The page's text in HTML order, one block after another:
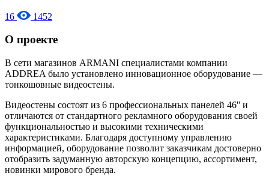
16 1452
О проекте
В cети магазинов ARMANI специалистами компании
ADDREA было установлено инновационное оборудование —
тонкошовные видеостены.
Видеостены состоят из 6 профессиональных панелей 46'' и
отличаются от стандартного рекламного оборудования своей
функциональностью и высокими техническими
характеристиками. Благодаря доступному управлению
информацией, оборудование позволит заказчикам достоверно
отобразить задуманную авторскую концепцию, ассортимент,
новинки мирового бренда.